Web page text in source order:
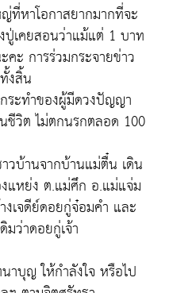
หาโอกาสยากมากที่จะ
ปู่เคยสอนว่าแม้แต่ 1 บาท
ะ การร่วมกระจายข่าว
งสิ้น
ระทำของผู้มีดวงปัญญา
ชีวิต ไม่ตกนรกตลอด 100
บ้านจากบ้านแม่ตื๋น เดิน
แหย่ง ต.แม่ศึก อ.แม่แจ่ม
งเจดีย์ดอยกู่จ๋อมคำ และ
ว่าดอยกู่เจ้า
าบุญ ให้กำลังใจ หรือไป